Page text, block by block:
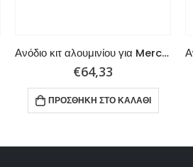
Ανόδιο κιτ αλουμινίου για Mercury Verado 4
€64,33
ΠΡΟΣΘΉΚΗ ΣΤΟ ΚΑΛΆΘΙ